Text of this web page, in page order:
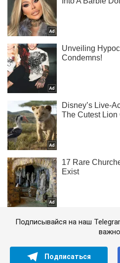
Подписывайся на наш
Подписаться